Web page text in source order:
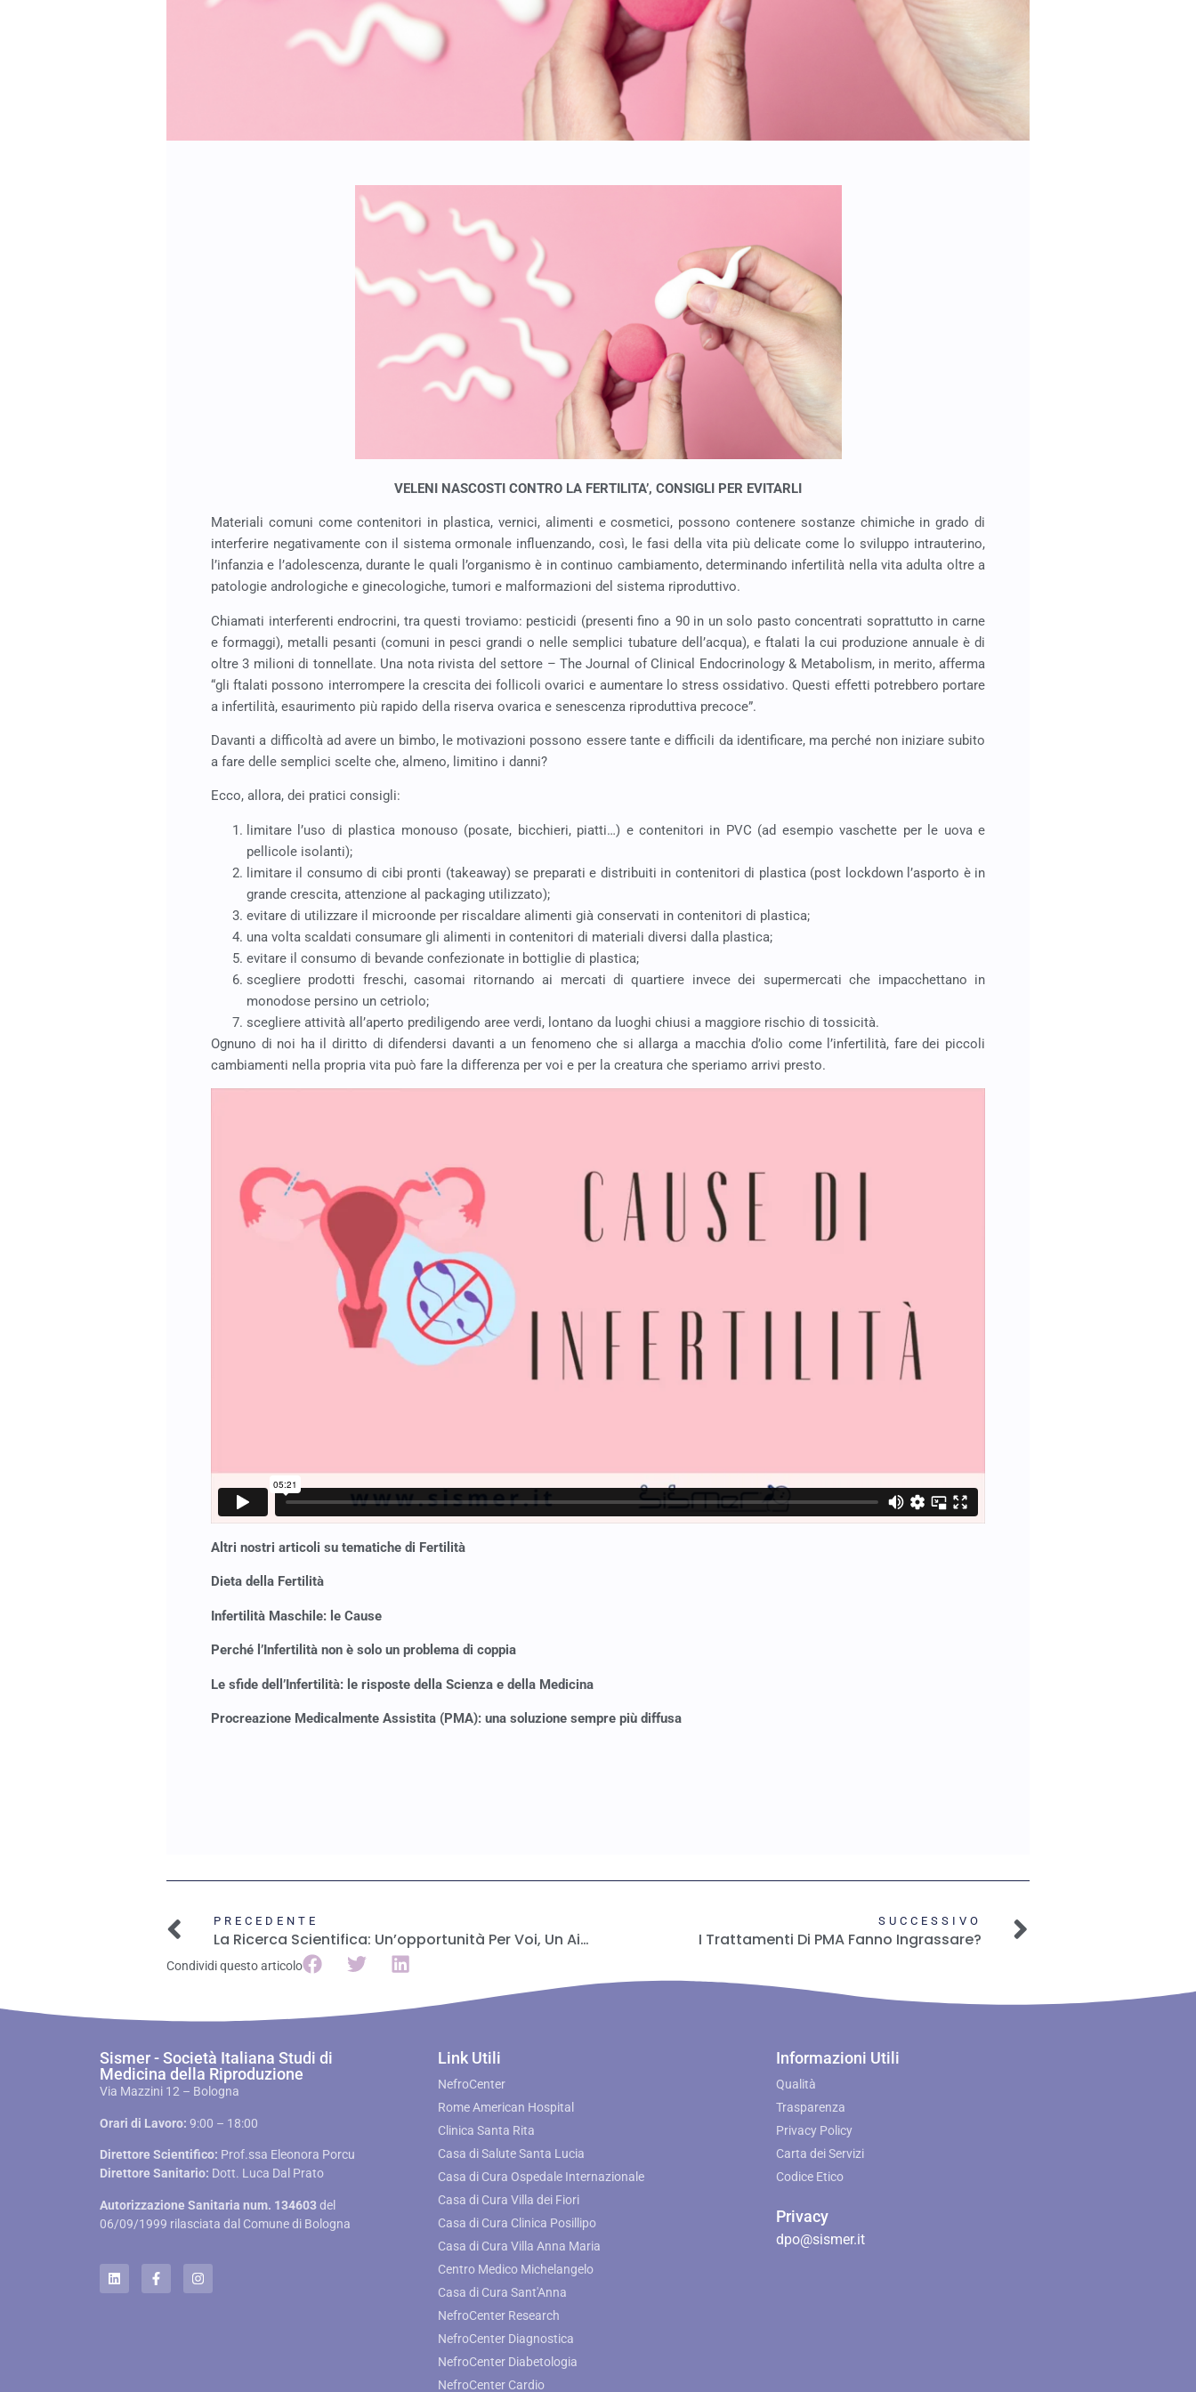
VELENI NASCOSTI CONTRO LA FERTILITA’, CONSIGLI PER EVITARLI
Materiali comuni come contenitori in plastica, vernici, alimenti e cosmetici, possono contenere sostanze chimiche in grado di
interferire negativamente con il sistema ormonale influenzando, così, le fasi della vita più delicate come lo sviluppo intrauterino,
l’infanzia e l’adolescenza, durante le quali l’organismo è in continuo cambiamento, determinando infertilità nella vita adulta oltre a
patologie andrologiche e ginecologiche, tumori e malformazioni del sistema riproduttivo.
Chiamati interferenti endrocrini, tra questi troviamo: pesticidi (presenti fino a 90 in un solo pasto concentrati soprattutto in carne
e formaggi), metalli pesanti (comuni in pesci grandi o nelle semplici tubature dell’acqua), e ftalati la cui produzione annuale è di
oltre 3 milioni di tonnellate. Una nota rivista del settore – The Journal of Clinical Endocrinology & Metabolism, in merito, afferma
“gli ftalati possono interrompere la crescita dei follicoli ovarici e aumentare lo stress ossidativo. Questi effetti potrebbero portare
a infertilità, esaurimento più rapido della riserva ovarica e senescenza riproduttiva precoce”.
Davanti a difficoltà ad avere un bimbo, le motivazioni possono essere tante e difficili da identificare, ma perché non iniziare subito
a fare delle semplici scelte che, almeno, limitino i danni?
Ecco, allora, dei pratici consigli:
limitare l’uso di plastica monouso (posate, bicchieri, piatti…) e contenitori in PVC (ad esempio vaschette per le uova e
pellicole isolanti);
limitare il consumo di cibi pronti (takeaway) se preparati e distribuiti in contenitori di plastica (post lockdown l’asporto è in
grande crescita, attenzione al packaging utilizzato);
evitare di utilizzare il microonde per riscaldare alimenti già conservati in contenitori di plastica;
una volta scaldati consumare gli alimenti in contenitori di materiali diversi dalla plastica;
evitare il consumo di bevande confezionate in bottiglie di plastica;
scegliere prodotti freschi, casomai ritornando ai mercati di quartiere invece dei supermercati che impacchettano in
monodose persino un cetriolo;
scegliere attività all’aperto prediligendo aree verdi, lontano da luoghi chiusi a maggiore rischio di tossicità.
Ognuno di noi ha il diritto di difendersi davanti a un fenomeno che si allarga a macchia d’olio come l’infertilità, fare dei piccoli
cambiamenti nella propria vita può fare la differenza per voi e per la creatura che speriamo arrivi presto.
Altri nostri articoli su tematiche di Fertilità
Dieta della Fertilità
Infertilità Maschile: le Cause
Perché l’Infertilità non è solo un problema di coppia
Le sfide dell’Infertilità: le risposte della Scienza e della Medicina
Procreazione Medicalmente Assistita (PMA): una soluzione sempre più diffusa
PRECEDENTE
La Ricerca Scientifica: Un’opportunità Per Voi, Un Aiuto Per Tutti
SUCCESSIVO
I Trattamenti Di PMA Fanno Ingrassare?
Condividi questo articolo
Sismer - Società Italiana Studi di
Medicina della Riproduzione
Via Mazzini 12 – Bologna
Orari di Lavoro: 9:00 – 18:00
Direttore Scientifico: Prof.ssa Eleonora Porcu
Direttore Sanitario: Dott. Luca Dal Prato
Autorizzazione Sanitaria num. 134603del
06/09/1999 rilasciata dal Comune di Bologna
Link Utili
NefroCenter
Rome American Hospital
Clinica Santa Rita
Casa di Salute Santa Lucia
Casa di Cura Ospedale Internazionale
Casa di Cura Villa dei Fiori
Casa di Cura Clinica Posillipo
Casa di Cura Villa Anna Maria
Centro Medico Michelangelo
Casa di Cura Sant'Anna
NefroCenter Research
NefroCenter Diagnostica
NefroCenter Diabetologia
NefroCenter Cardio
Informazioni Utili
Qualità
Trasparenza
Privacy Policy
Carta dei Servizi
Codice Etico
Privacy
dpo@sismer.it